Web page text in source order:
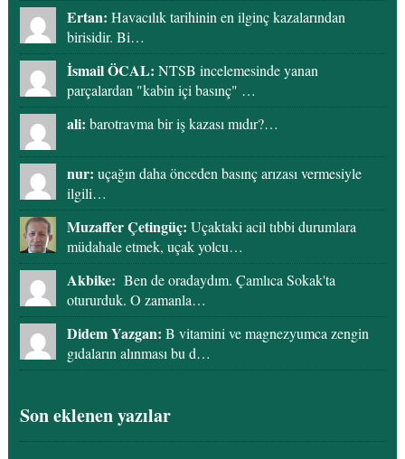
Ertan: Havacılık tarihinin en ilginç kazalarından
birisidir. Bi…
İsmail ÖCAL: NTSB incelemesinde yanan
parçalardan "kabin içi basınç" …
ali: barotravma bir iş kazası mıdır?…
nur: uçağın daha önceden basınç arızası vermesiyle
ilgili…
Muzaffer Çetingüç: Uçaktaki acil tıbbi durumlara
müdahale etmek, uçak yolcu…
Akbike: Ben de oradaydım. Çamlıca Sokak'ta
otururduk. O zamanla…
Didem Yazgan: B vitamini ve magnezyumca zengin
gıdaların alınması bu d…
Son eklenen yazılar